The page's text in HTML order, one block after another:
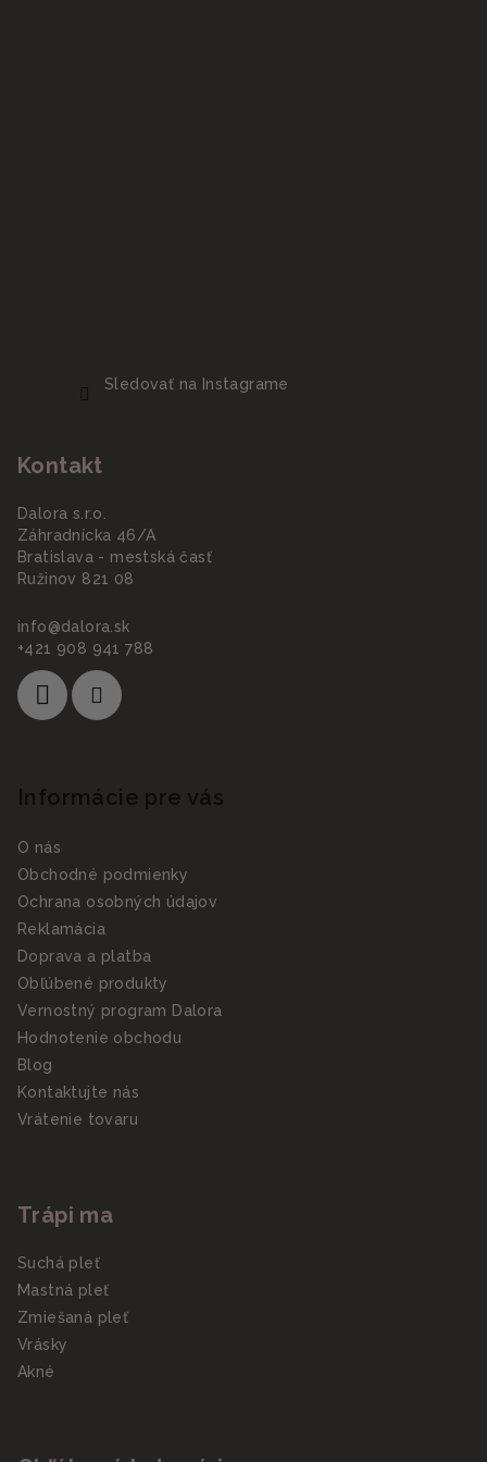
Sledovať na Instagrame
Kontakt
Dalora s.r.o.
Záhradnícka 46/A
Bratislava - mestská časť
Ružinov 821 08
info@dalora.sk
+421 908 941 788
Informácie pre vás
O nás
Obchodné podmienky
Ochrana osobných údajov
Reklamácia
Doprava a platba
Obľúbené produkty
Vernostný program Dalora
Hodnotenie obchodu
Blog
Kontaktujte nás
Vrátenie tovaru
Trápi ma
Suchá pleť
Mastná pleť
Zmiešaná pleť
Vrásky
Akné